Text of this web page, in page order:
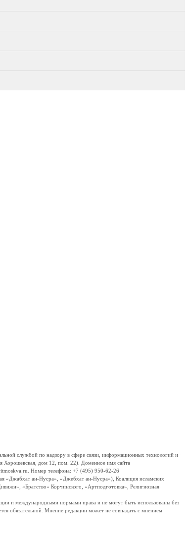
службой по надзору в сфере связи, информационных технологий и
Хорошевская, дом 12, пом. 22). Доменное имя сайта
Номер телефона: +7 (495) 950-62-26
«Джабхат ан-Нусра», «Джебхат ан-Нусра»), Коалиция исламских
«Братство» Корчинского, «Артподготовка», Религиозная
и международными нормами права и не могут быть использованы без
обязательной. Мнение редакции может не совпадать с мнением